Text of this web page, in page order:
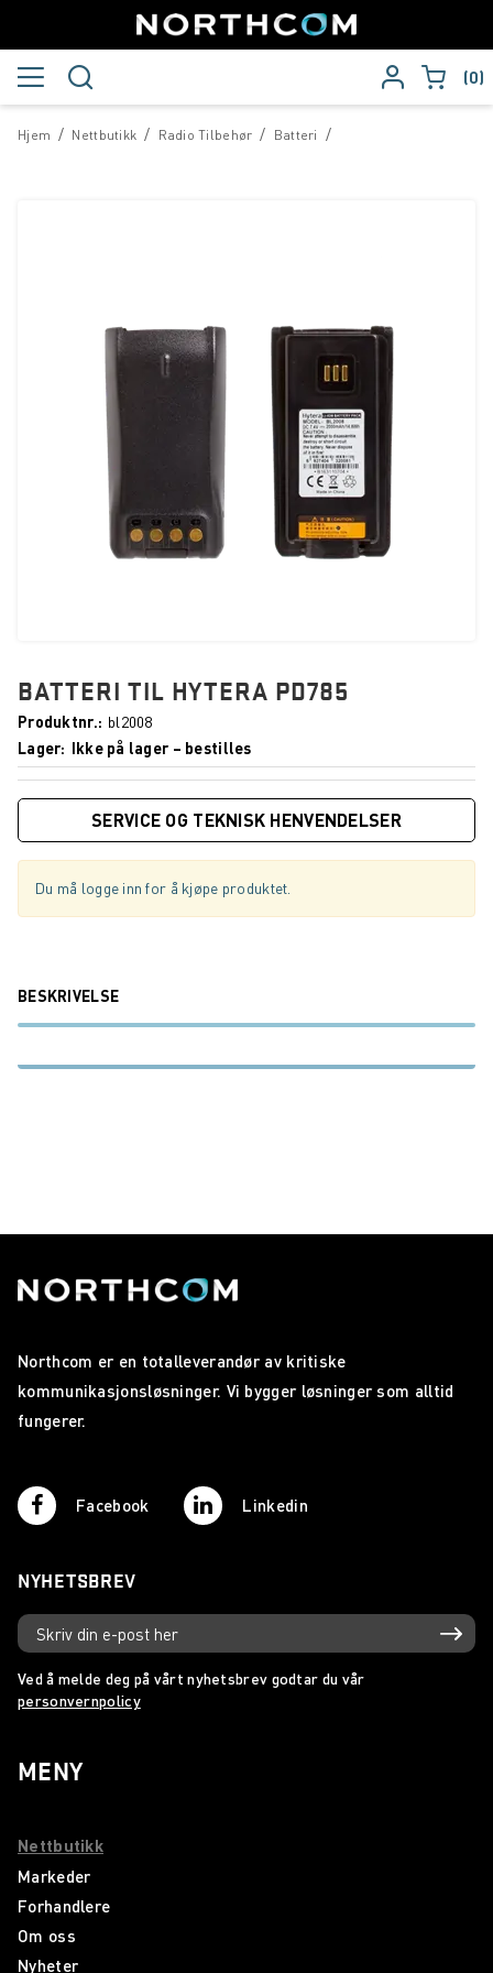
0
/
Hjem /
Nettbutikk /
Radio Tilbehør /
Batteri
BATTERI TIL HYTERA PD785
Produktnr.
bl2008
Lager
Ikke på lager – bestilles
SERVICE OG TEKNISK HENVENDELSER
Du må logge inn for å kjøpe produktet.
BESKRIVELSE
Northcom er en totalleverandør av kritiske
kommunikasjonsløsninger. Vi bygger løsninger som alltid
fungerer.
Facebook Linkedin
NYHETSBREV
Ved å melde deg på vårt nyhetsbrev godtar du vår
personvernpolicy
MENY
Nettbutikk
Markeder
Forhandlere
Om oss
Nyheter